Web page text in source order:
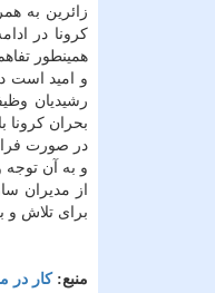
زائرین به
کرونا در
همینطور
و امید است
رشیدیان
بحران
در صورت
و به آن
از مدیران
برای تلاش و
منبع:كار در